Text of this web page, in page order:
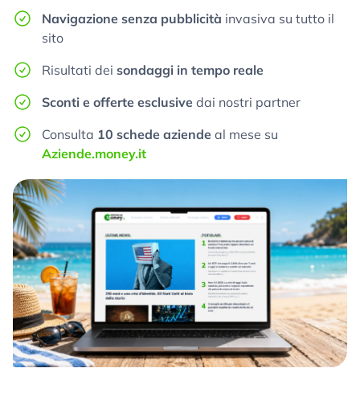
Navigazione senza pubblicità invasiva su tutto il
sito
Risultati dei sondaggi in tempo reale
Sconti e offerte esclusive dai nostri partner
Consulta 10 schede aziende al mese su
Aziende.money.it